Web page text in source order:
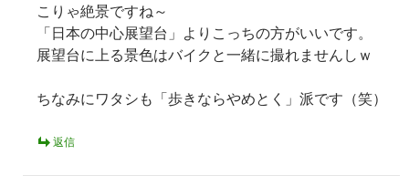
こりゃ絶景ですね～
「日本の中心展望台」よりこっちの方がいいです。
展望台に上る景色はバイクと一緒に撮れませんしｗ
ちなみにワタシも「歩きならやめとく」派です（笑）
返信